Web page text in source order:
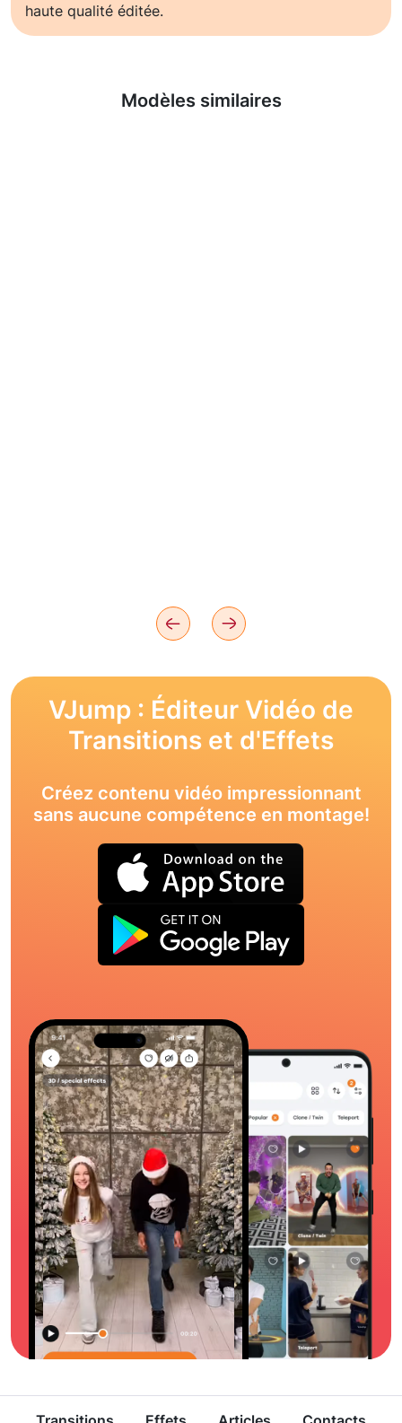
haute qualité éditée.
Modèles similaires
En savoir plus
VJump : Éditeur Vidéo de
Transitions et d'Effets
Créez contenu vidéo impressionnant
sans aucune compétence en montage!